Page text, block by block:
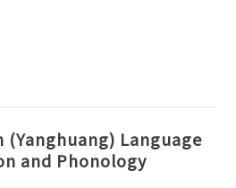
(Yanghuang) Language
and Phonology